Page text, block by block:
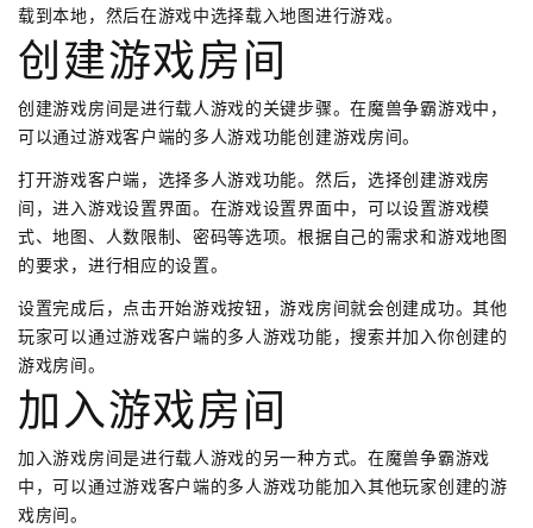
载到本地，然后在游戏中选择载入地图进行游戏。
创建游戏房间
创建游戏房间是进行载人游戏的关键步骤。在魔兽争霸游戏中，
可以通过游戏客户端的多人游戏功能创建游戏房间。
打开游戏客户端，选择多人游戏功能。然后，选择创建游戏房
间，进入游戏设置界面。在游戏设置界面中，可以设置游戏模
式、地图、人数限制、密码等选项。根据自己的需求和游戏地图
的要求，进行相应的设置。
设置完成后，点击开始游戏按钮，游戏房间就会创建成功。其他
玩家可以通过游戏客户端的多人游戏功能，搜索并加入你创建的
游戏房间。
加入游戏房间
加入游戏房间是进行载人游戏的另一种方式。在魔兽争霸游戏
中，可以通过游戏客户端的多人游戏功能加入其他玩家创建的游
戏房间。